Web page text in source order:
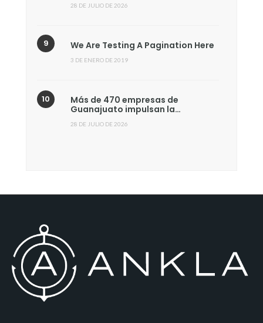
28 DE JULIO DE 2026
We Are Testing A Pagination Here
3 DE ENERO DE 2019
Más de 470 empresas de
Guanajuato impulsan la…
28 DE JULIO DE 2026